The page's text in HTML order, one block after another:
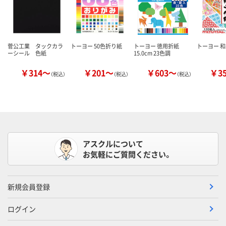
菅公工業 タックカラ
ーシール 色紙
￥314～（税込）
トーヨー 50色折り紙
￥201～（税込）
トーヨー 徳用折紙
15.0cm 23色調
￥603～（税込）
トーヨー
￥
アスクルについて
お気軽にご質問ください。
新規会員登録
ログイン